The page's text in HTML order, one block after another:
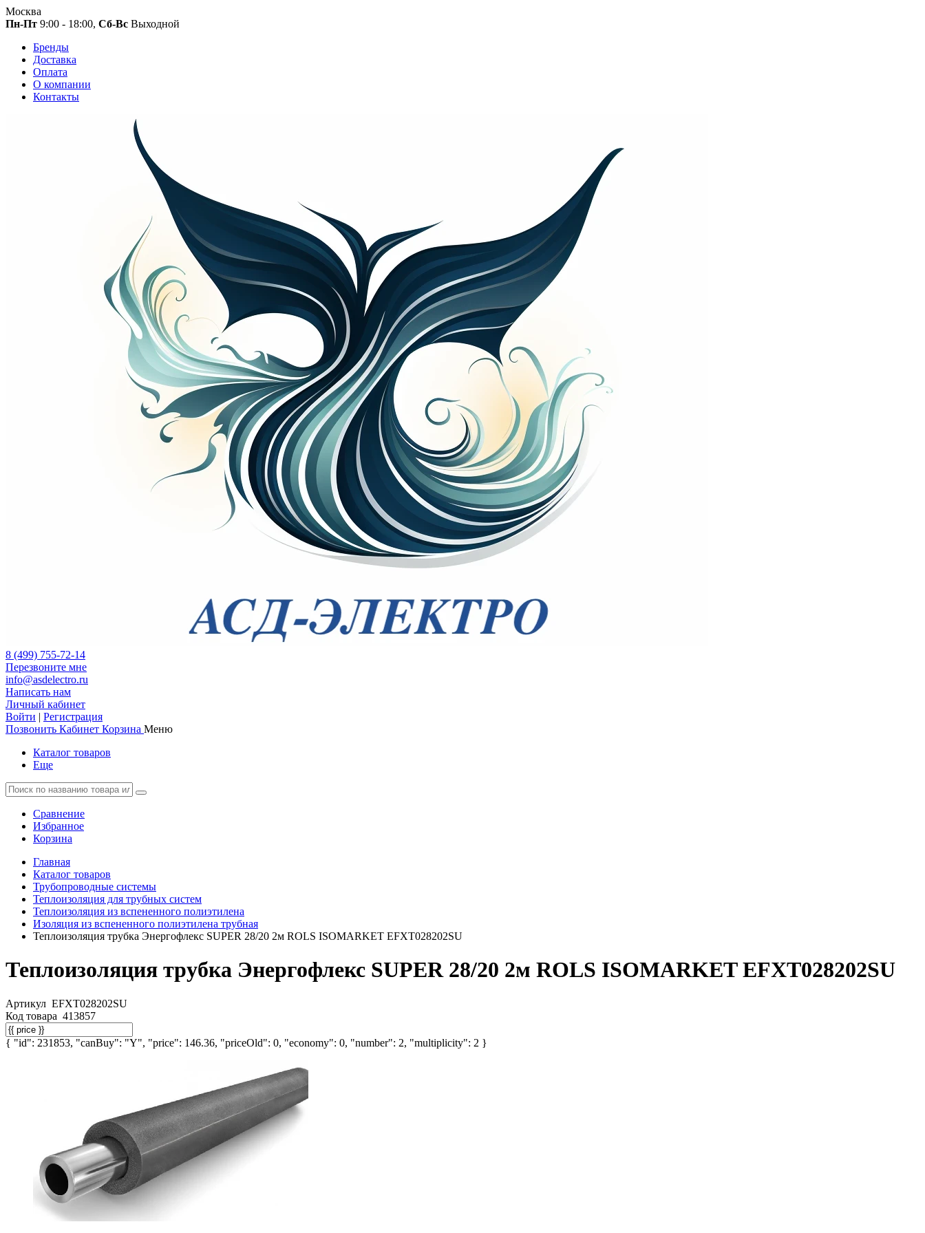
Москва
Пн-Пт 9:00 - 18:00, Сб-Вс Выходной
Бренды
Доставка
Оплата
О компании
Контакты
8 (499) 755-72-14
Перезвоните мне
info@asdelectro.ru
Написать нам
Личный кабинет
Войти | Регистрация
Позвонить Кабинет Корзина Меню
Каталог товаров
Еще
Сравнение
Избранное
Корзина
Главная
Каталог товаров
Трубопроводные системы
Теплоизоляция для трубных систем
Теплоизоляция из вспененного полиэтилена
Изоляция из вспененного полиэтилена трубная
Теплоизоляция трубка Энергофлекс SUPER 28/20 2м ROLS ISOMARKET EFXT028202SU
Теплоизоляция трубка Энергофлекс SUPER 28/20 2м ROLS ISOMARKET EFXT028202SU
Артикул EFXT028202SU
Код товара 413857
{ "id": 231853, "canBuy": "Y", "price": 146.36, "priceOld": 0, "economy": 0, "number": 2, "multiplicity": 2 }